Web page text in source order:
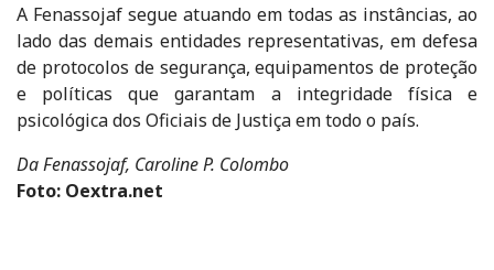
A Fenassojaf segue atuando em todas as instâncias, ao
lado das demais entidades representativas, em defesa
de protocolos de segurança, equipamentos de proteção
e políticas que garantam a integridade física e
psicológica dos Oficiais de Justiça em todo o país.
Da Fenassojaf, Caroline P. Colombo
Foto: Oextra.net